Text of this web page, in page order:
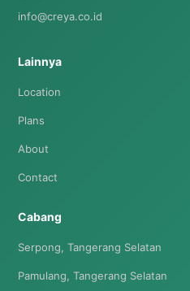
info@creya.co.id
Lainnya
Location
Plans
About
Contact
Cabang
Serpong, Tangerang Selatan
Pamulang, Tangerang Selatan